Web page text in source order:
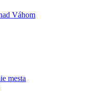
mesta